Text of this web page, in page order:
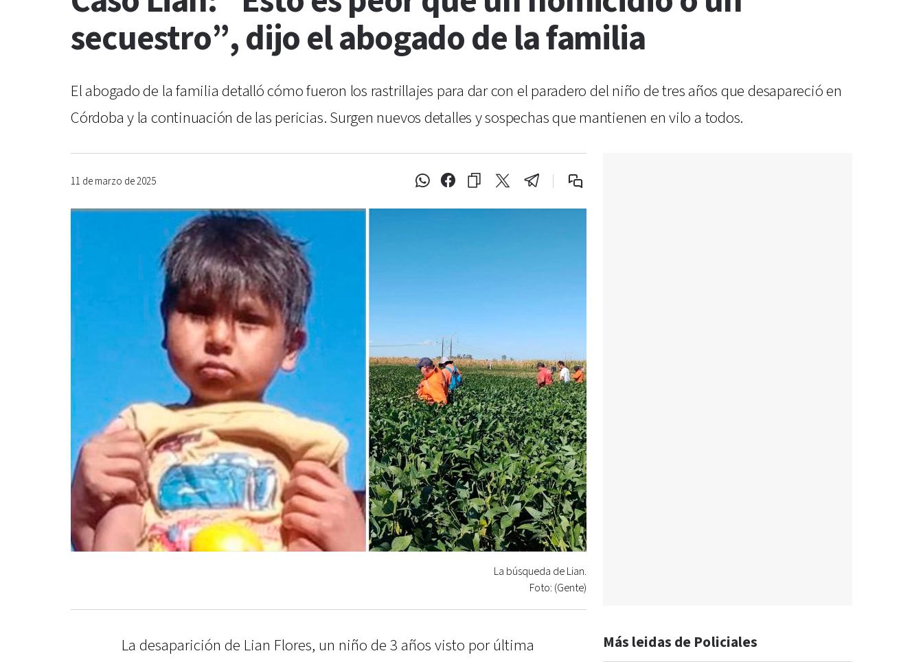
secuestro”, dijo el abogado de la familia
El abogado de la familia detalló cómo fueron los rastrillajes para dar con el paradero del niño de tres años que desapareció en
Córdoba y la continuación de las pericias. Surgen nuevos detalles y sospechas que mantienen en vilo a todos.
11 de marzo de 2025
La búsqueda de Lian.
Foto: (Gente)
La desaparición de Lian Flores, un niño de 3 años visto por última
Más leidas de Policiales